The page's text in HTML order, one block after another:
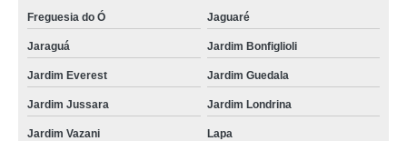
Freguesia do Ó Jaguaré
Jaraguá Jardim Bonfiglioli
Jardim Everest Jardim Guedala
Jardim Jussara Jardim Londrina
Jardim Vazani Lapa